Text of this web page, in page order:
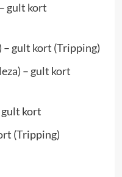
gult kort
– gult kort (Tripping)
– gult kort
gult kort
(Tripping)